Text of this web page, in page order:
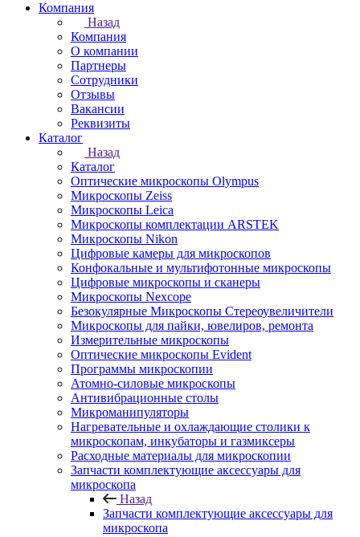
Компания
Назад
Компания
О компании
Партнеры
Сотрудники
Отзывы
Вакансии
Реквизиты
Каталог
Назад
Каталог
Оптические микроскопы Olympus
Микроскопы Zeiss
Микроскопы Leica
Микроскопы комплектации ARSTEK
Микроскопы Nikon
Цифровые камеры для микроскопов
Конфокальные и мультифотонные микроскопы
Цифровые микроскопы и сканеры
Микроскопы Nexcope
Безокулярные Микроскопы Стереоувеличители
Микроскопы для пайки, ювелиров, ремонта
Измерительные микроскопы
Оптические микроскопы Evident
Программы микроскопии
Атомно-силовые микроскопы
Антивибрационные столы
Микроманипуляторы
Нагревательные и охлаждающие столики к
микроскопам, инкубаторы и газмиксеры
Расходные материалы для микроскопии
Запчасти комплектующие аксессуары для
микроскопа
Назад
Запчасти комплектующие аксессуары для
микроскопа